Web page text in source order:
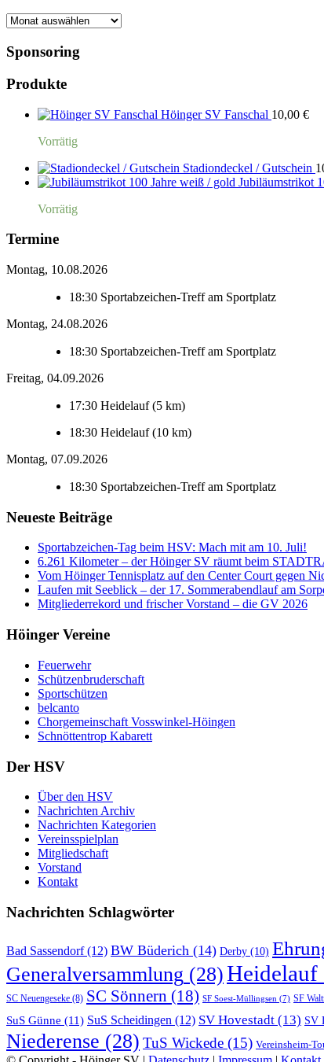
Monatsarchiv
Sponsoring
Produkte
Höinger SV Fanschal 10,00 €
Vorrätig
Stadiondeckel / Gutschein
Jubiläumstrikot
Vorrätig
Termine
Montag, 10.08.2026
18:30 Sportabzeichen-Treff am Sportplatz
Montag, 24.08.2026
18:30 Sportabzeichen-Treff am Sportplatz
Freitag, 04.09.2026
17:30 Heidelauf (5 km)
18:30 Heidelauf (10 km)
Montag, 07.09.2026
18:30 Sportabzeichen-Treff am Sportplatz
Neueste Beiträge
Sportabzeichen-Tag beim HSV: Mach mit am 10. Juli!
6.261 Kilometer – der Höinger SV räumt beim
Vom Höinger Tennisplatz auf den Center Court gegen
Laufen mit Seeblick – der 17. Sommerabendlauf am
Mitgliederrekord und frischer Vorstand – die GV 2026
Höinger Vereine
Feuerwehr
Schützenbruderschaft
Sportschützen
belcanto
Chorgemeinschaft Vosswinkel-Höingen
Schnöttentrop Kabarett
Der HSV
Über den HSV
Nachrichten Archiv
Nachrichten Kategorien
Vereinsspielplan
Mitgliedschaft
Vorstand
Kontakt
Nachrichten Schlagwörter
Bad Sassendorf(12) BW Büderich (14) Derby (10)
Generalversammlung (28)Heidelauf
SC Neuengeseke (8) SC Sönnern (18) SF Soest-Müllingsen (7) SF
SuS Günne (11) SuS Scheidingen (12) SV Hovestadt (13) SV
Niederense (28) TuS Wickede (15) Vereinsheim-